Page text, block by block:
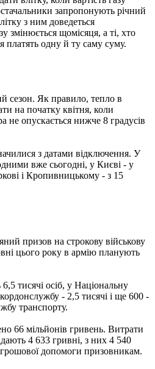
запропонують річний
з ним доведеться
змінюється щомісяця, а ті, хто
платять одну й ту саму суму.
сезон. Як правило, тепло в
на початку квітня, коли
не опускається нижче 8 градусів
з датами відключення. У
вже сьогодні, у Києві - у
і Кропивницькому - з 15
призов на строкову військову
цього року в армію планують
тисячі осіб, у Національну
- 2,5 тисячі і ще 600 -
транспорту.
66 мільйонів гривень. Витрати
4 633 гривні, з них 4 540
допомоги призовникам.